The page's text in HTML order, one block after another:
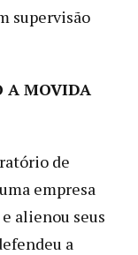
supervisão
A MOVIDA
de
empresa
alienou seus
a